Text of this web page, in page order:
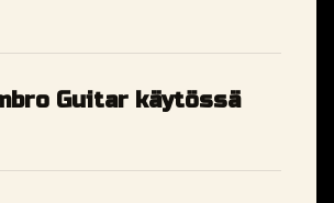
Guitar käytössä